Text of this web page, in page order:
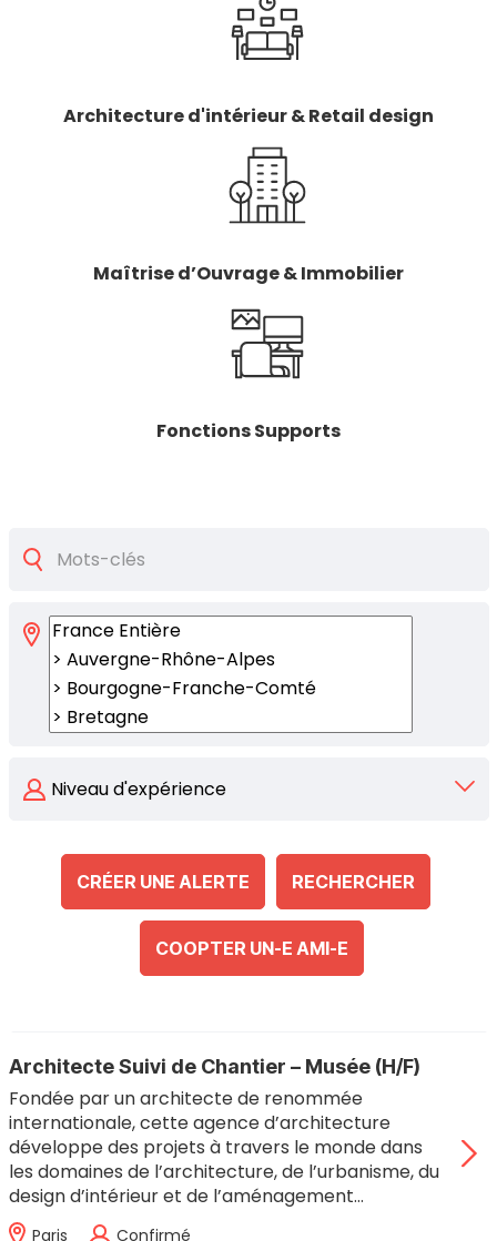
Architecture d'intérieur & Retail design
Maîtrise d’Ouvrage & Immobilier
Fonctions Supports
CRÉER UNE ALERTE RECHERCHER
COOPTER UN-E AMI-E
Architecte Suivi de Chantier – Musée (H/F)
Fondée par un architecte de renommée
internationale, cette agence d’architecture
développe des projets à travers le monde dans
les domaines de l’architecture, de l’urbanisme, du
design d’intérieur et de l’aménagement…
Paris Confirmé